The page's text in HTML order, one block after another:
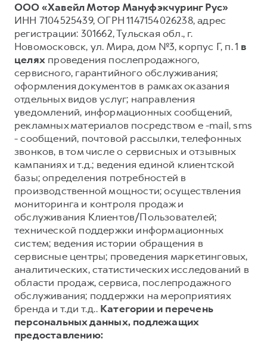
ООО «Хавейл Мотор Мануфэкчуринг Рус»
ИНН 7104525439, ОГРН 1147154026238, адрес
регистрации: 301662, Тульская обл., г.
Новомосковск, ул. Мира, дом №3, корпус Г, п. 1 в
целях проведения послепродажного,
сервисного, гарантийного обслуживания;
оформления документов в рамках оказания
отдельных видов услуг; направления
уведомлений, информационных сообщений,
рекламных материалов посредством e -mail, sms
- сообщений, почтовой рассылки, телефонных
звонков, в том числе о сервисных и отзывных
кампаниях и т.д.; ведения единой клиентской
базы; определения потребностей в
производственной мощности; осуществления
мониторинга и контроля продаж и
обслуживания Клиентов/Пользователей;
технической поддержки информационных
систем; ведения истории обращения в
сервисные центры; проведения маркетинговых,
аналитических, статистических исследований в
области продаж, сервиса, послепродажного
обслуживания; поддержки на мероприятиях
бренда и т.ди т.д.. Категории и перечень
персональных данных, подлежащих
предоставлению: